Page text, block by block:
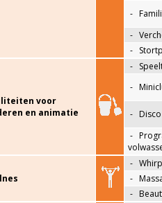
-
-
-
voor
en animatie
-
-
- Disco
-
-
-
-